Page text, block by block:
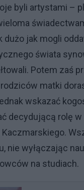
byli artystami –
dużo jak mogli
świata
Potem zaś
matki
wskazać
decydującą rolę w
Kaczmarskiego.
nie wyłączając
na studiach.